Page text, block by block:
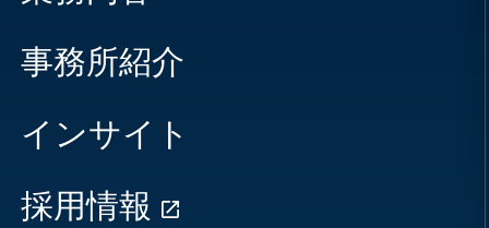
事務所紹介
インサイト
採用情報